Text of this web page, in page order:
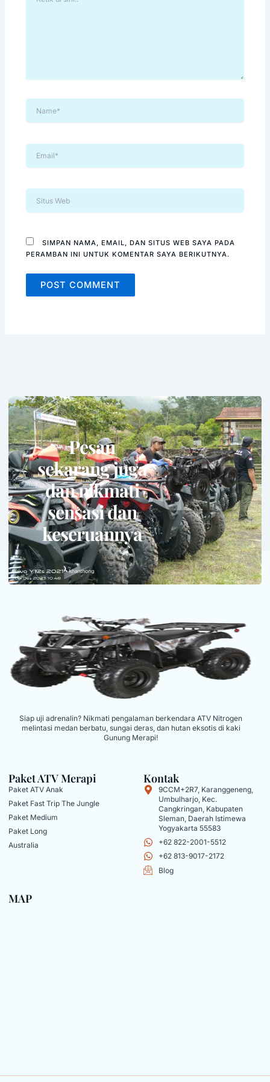
EMAIL*
WEB
SIMPAN NAMA, EMAIL, DAN SITUS WEB SAYA PADA
PERAMBAN INI UNTUK KOMENTAR SAYA BERIKUTNYA.
Pesan
sekarang juga
dan nikmati
sensasi dan
keseruannya
Siap uji adrenalin? Nikmati pengalaman berkendara ATV Nitrogen
melintasi medan berbatu, sungai deras, dan hutan eksotis di kaki
Gunung Merapi!
Paket ATV Merapi
Paket ATV Anak
Paket Fast Trip The Jungle
Paket Medium
Paket Long
Australia
Kontak
9CCM+2R7, Karanggeneng,
Umbulharjo, Kec.
Cangkringan, Kabupaten
Sleman, Daerah Istimewa
Yogyakarta 55583
+62 822-2001-5512
+62 813-9017-2172
Blog
MAP